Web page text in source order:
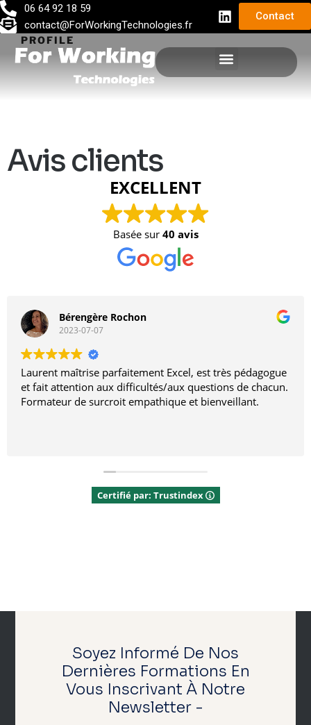
Contact
06 64 92 18 59
contact@ForWorkingTechnologies.fr
PROFILE
Avis clients
EXCELLENT
Basée sur 40 avis
Bérengère Rochon
2023-07-07
Laurent maîtrise parfaitement Excel, est très pédagogue
et fait attention aux difficultés/aux questions de chacun.
Formateur de surcroit empathique et bienveillant.
Certifié par: Trustindex
Soyez Informé De Nos
Dernières Formations En
Vous Inscrivant À Notre
Newsletter -